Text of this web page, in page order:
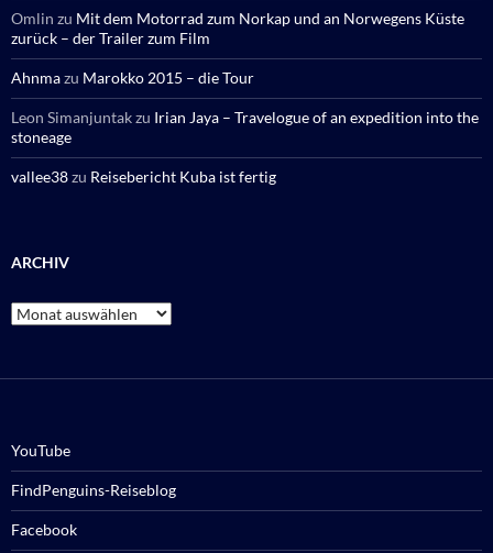
Omlin zu Mit dem Motorrad zum Norkap und an Norwegens Küste
zurück – der Trailer zum Film
Ahnmazu Marokko 2015 – die Tour
Leon Simanjuntakzu Irian Jaya – Travelogue of an expedition into the
stoneage
vallee38zu Reisebericht Kuba ist fertig
ARCHIV
Archiv
YouTube
FindPenguins-Reiseblog
Facebook